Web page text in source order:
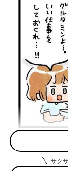
サク